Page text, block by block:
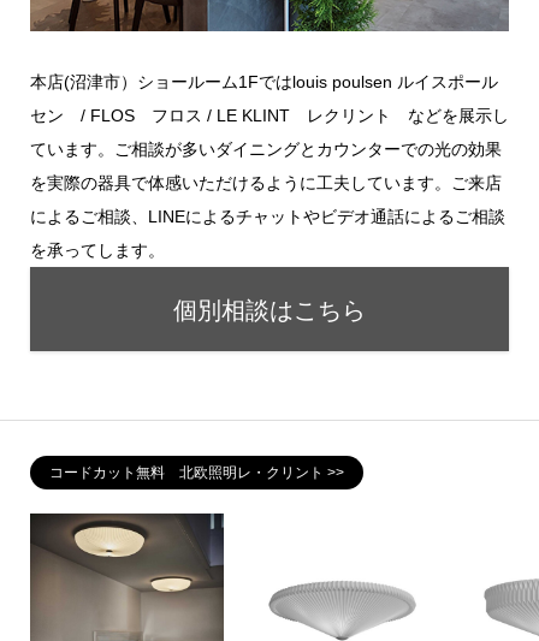
本店(沼津市）ショールーム1Fではlouis poulsen ルイスポール
セン / FLOS フロス / LE KLINT レクリント などを展示し
ています。ご相談が多いダイニングとカウンターでの光の効果
を実際の器具で体感いただけるように工夫しています。ご来店
によるご相談、LINEによるチャットやビデオ通話によるご相談
を承ってします。
個別相談はこちら
コードカット無料 北欧照明レ・クリント >>